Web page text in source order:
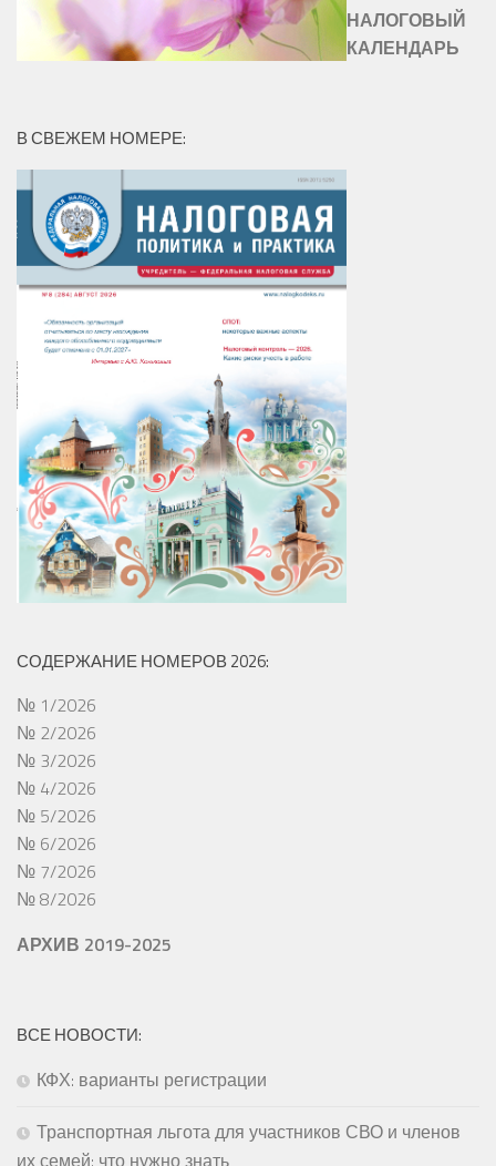
НАЛОГОВЫЙ
КАЛЕНДАРЬ
В СВЕЖЕМ НОМЕРЕ:
СОДЕРЖАНИЕ НОМЕРОВ 2026:
№ 1/2026
№ 2/2026
№ 3/2026
№ 4/2026
№ 5/2026
№ 6/2026
№ 7/2026
№ 8/2026
АРХИВ 2019-2025
ВСЕ НОВОСТИ:
КФХ: варианты регистрации
Транспортная льгота для участников СВО и членов
их семей: что нужно знать